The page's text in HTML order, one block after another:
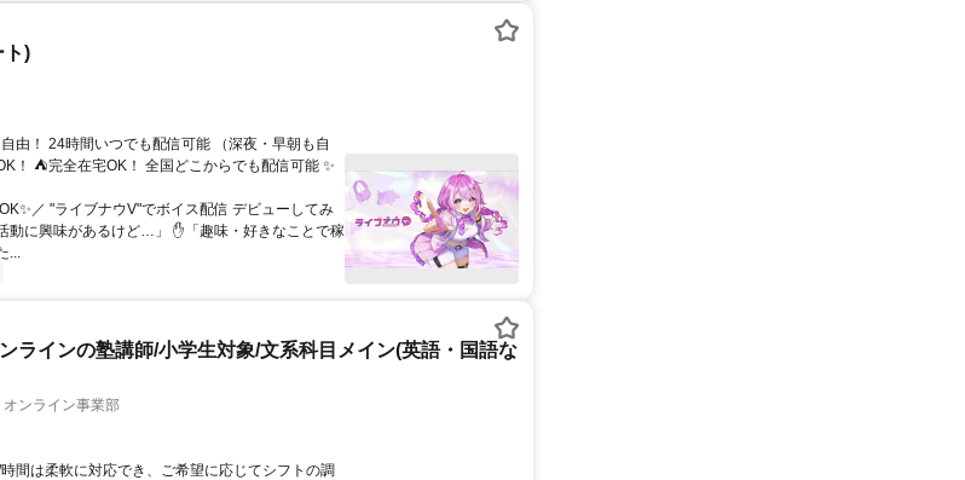
ト)
由！ 24時間いつでも配信可能 （深夜・早朝も自
！ ⛺完全在宅OK！ 全国どこからでも配信可能 ✨
／ "ライブナウV"でボイス配信 デビューしてみ
動に興味があるけど…」 ✋「趣味・好きなことで稼
...
ラインの塾講師/小学生対象/文系科目メイン(英語・国語な
ンライン事業部
間は柔軟に対応でき、ご希望に応じてシフトの調